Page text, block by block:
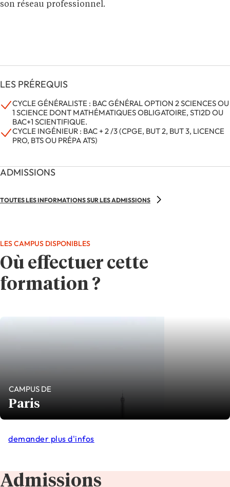
son réseau professionnel.
LES PRÉREQUIS
CYCLE GÉNÉRALISTE : BAC GÉNÉRAL OPTION 2 SCIENCES OU
1 SCIENCE DONT MATHÉMATIQUES OBLIGATOIRE, STI2D OU
BAC+1 SCIENTIFIQUE.
CYCLE INGÉNIEUR : BAC + 2 /3 (CPGE, BUT 2, BUT 3, LICENCE
PRO, BTS OU PRÉPA ATS)
ADMISSIONS
TOUTES LES INFORMATIONS SUR LES ADMISSIONS
Où effectuer cette
formation ?
LES CAMPUS DISPONIBLES
CAMPUS DE
Paris
demander plus d'infos
Admissions